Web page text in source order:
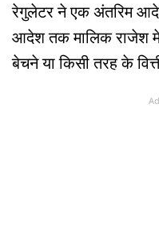
रेगुलेटर ने एक अंतरिम
आदेश तक मालिक राजेश
बेचने या किसी तरह के